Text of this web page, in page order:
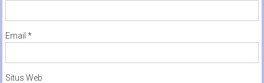
Email *
Situs Web